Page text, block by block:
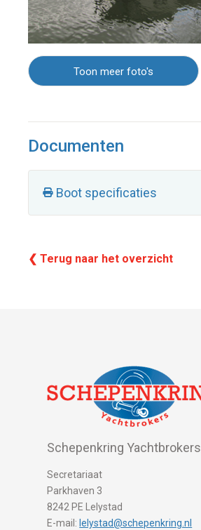
Toon meer foto's
Documenten
Boot specificaties
❮ Terug naar het overzicht
Schepenkring Yachtbrokers
Secretariaat
Parkhaven 3
8242 PE Lelystad
E-mail: lelystad@schepenkring.nl